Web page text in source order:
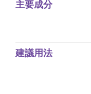
主要成分
建議用法